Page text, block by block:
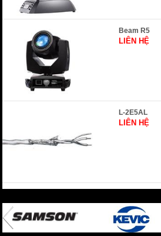
Beam R5
LIÊN HỆ
L-2E5AL
LIÊN HỆ